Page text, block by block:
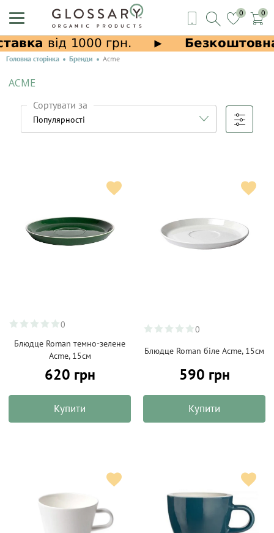
0 0
Головна сторінка Бренди Acme
ACME
Сортувати за
0
Блюдце Roman темно-зелене
Acme, 15см
620 грн
Купити
0
Блюдце Roman біле Acme, 15см
590 грн
Купити